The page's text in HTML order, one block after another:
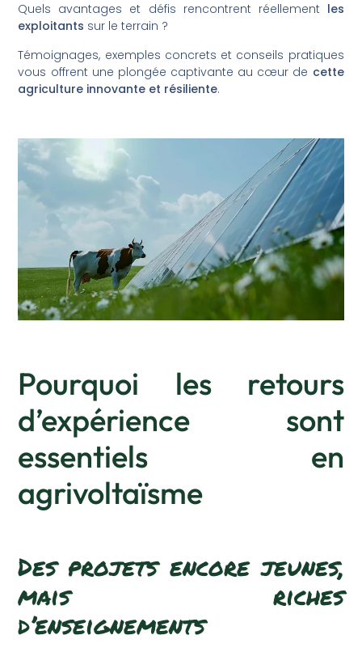
Quels avantages et défis rencontrent réellement les
exploitants sur le terrain ?
Témoignages, exemples concrets et conseils pratiques
vous offrent une plongée captivante au cœur de cette
agriculture innovante et résiliente.
Pourquoi les retours
d’expérience sont
essentiels en
agrivoltaïsme
Des projets encore jeunes,
mais riches
d’enseignements